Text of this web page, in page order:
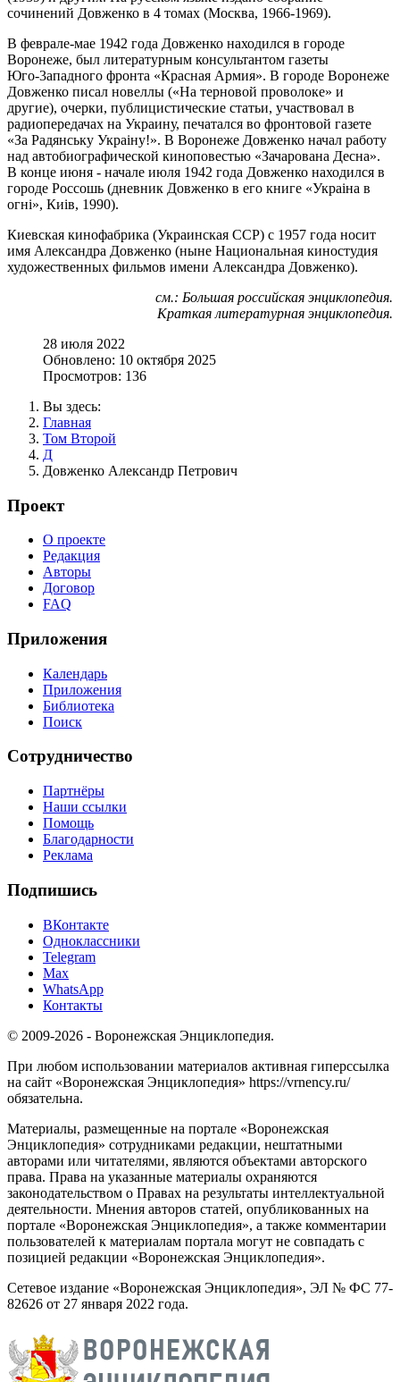
сочинений Довженко в 4 томах (Москва, 1966-1969).
В феврале-мае 1942 года Довженко находился в городе
Воронеже, был литературным консультантом газеты
Юго-3ападного фронта «Красная Армия». В городе Воронеже
Довженко писал новеллы («На терновой проволоке» и
другие), очерки, публицистические статьи, участвовал в
радиопередачах на Украину, печатался во фронтовой газете
«За Радянську Украiну!». В Воронеже Довженко начал работу
над автобиографической киноповестью «Зачарована Десна».
В конце июня - начале июля 1942 года Довженко находился в
городе Россошь (дневник Довженко в его книге «Украiна в
огнi», Киiв, 1990).
Киевская кинофабрика (Украинская ССР) с 1957 года носит
имя Александра Довженко (ныне Национальная киностудия
художественных фильмов имени Александра Довженко).
см.: Большая российская энциклопедия.
Краткая литературная энциклопедия.
28 июля 2022
Обновлено: 10 октября 2025
Просмотров: 136
Вы здесь:
Главная
Том Второй
Д
Довженко Александр Петрович
Проект
О проекте
Редакция
Авторы
Договор
FAQ
Приложения
Календарь
Приложения
Библиотека
Поиск
Сотрудничество
Партнёры
Наши ссылки
Помощь
Благодарности
Реклама
Подпишись
ВКонтакте
Одноклассники
Telegram
Max
WhatsApp
Контакты
© 2009-2026 - Воронежская Энциклопедия.
При любом использовании материалов активная гиперссылка
на сайт «Воронежская Энциклопедия» https://vrnency.ru/
обязательна.
Материалы, размещенные на портале «Воронежская
Энциклопедия» сотрудниками редакции, нештатными
авторами или читателями, являются объектами авторского
права. Права на указанные материалы охраняются
законодательством о Правах на результаты интеллектуальной
деятельности. Мнения авторов статей, опубликованных на
портале «Воронежская Энциклопедия», а также комментарии
пользователей к материалам портала могут не совпадать с
позицией редакции «Воронежская Энциклопедия».
Сетевое издание «Воронежская Энциклопедия», ЭЛ № ФС 77-
82626 от 27 января 2022 года.